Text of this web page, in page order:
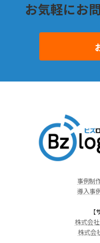
お気軽にお
事例制
導入事
【
株式会
株式会